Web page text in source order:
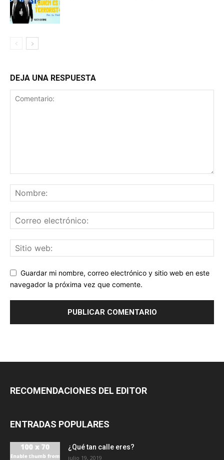
DEJA UNA RESPUESTA
Guardar mi nombre, correo electrónico y sitio web en este
navegador la próxima vez que comente.
RECOMENDACIONES DEL EDITOR
ENTRADAS POPULARES
¿Qué tan calle eres?
julio 19, 2019